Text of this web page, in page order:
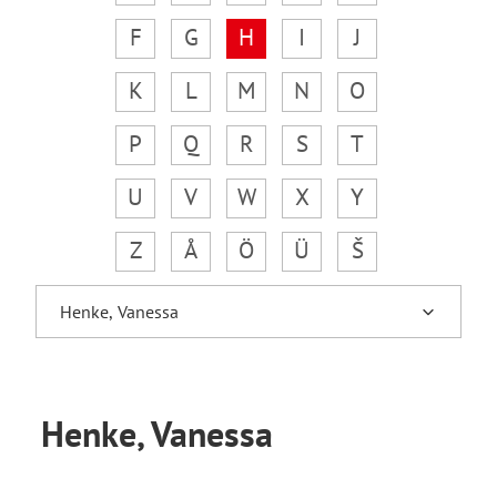
F
G H I
J
K
L M N
O
P
Q R S
T
U
V W X
Y
Z
Å Ö Ü Š
Henke, Vanessa